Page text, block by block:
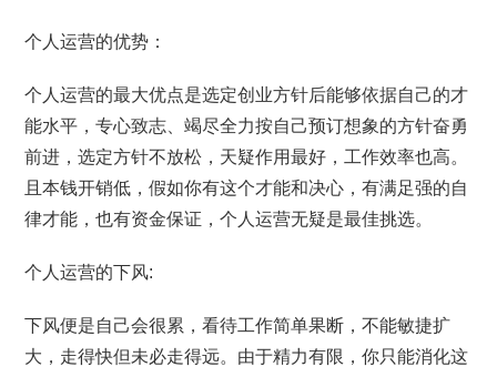
个人运营的优势：
个人运营的最大优点是选定创业方针后能够依据自己的才
能水平，专心致志、竭尽全力按自己预订想象的方针奋勇
前进，选定方针不放松，天疑作用最好，工作效率也高。
且本钱开销低，假如你有这个才能和决心，有满足强的自
律才能，也有资金保证，个人运营无疑是最佳挑选。
个人运营的下风:
下风便是自己会很累，看待工作简单果断，不能敏捷扩
大，走得快但未必走得远。由于精力有限，你只能消化这